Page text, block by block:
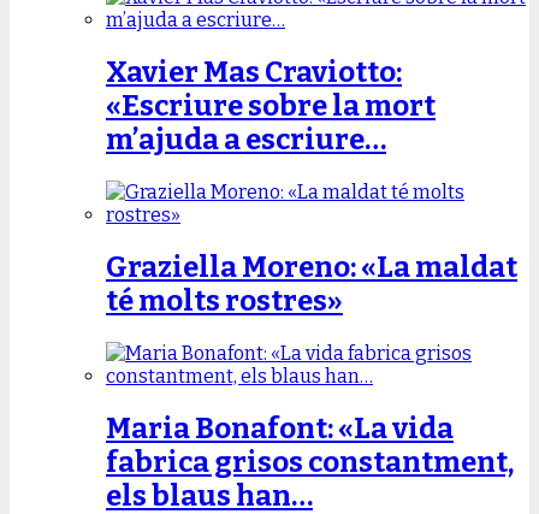
Xavier Mas Craviotto:
«Escriure sobre la mort
m’ajuda a escriure…
Graziella Moreno: «La maldat
té molts rostres»
Maria Bonafont: «La vida
fabrica grisos constantment,
els blaus han…